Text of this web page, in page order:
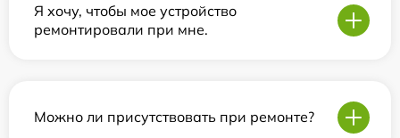
Я хочу, чтобы мое устройство
ремонтировали при мне.
Можно ли присутствовать при ремонте?